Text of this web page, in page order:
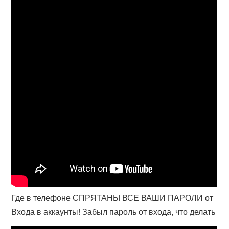
Где в телефоне СПРЯТАНЫ ВСЕ ВАШИ ПАРОЛИ от
Входа в аккаунты! Забыл пароль от входа, что делать